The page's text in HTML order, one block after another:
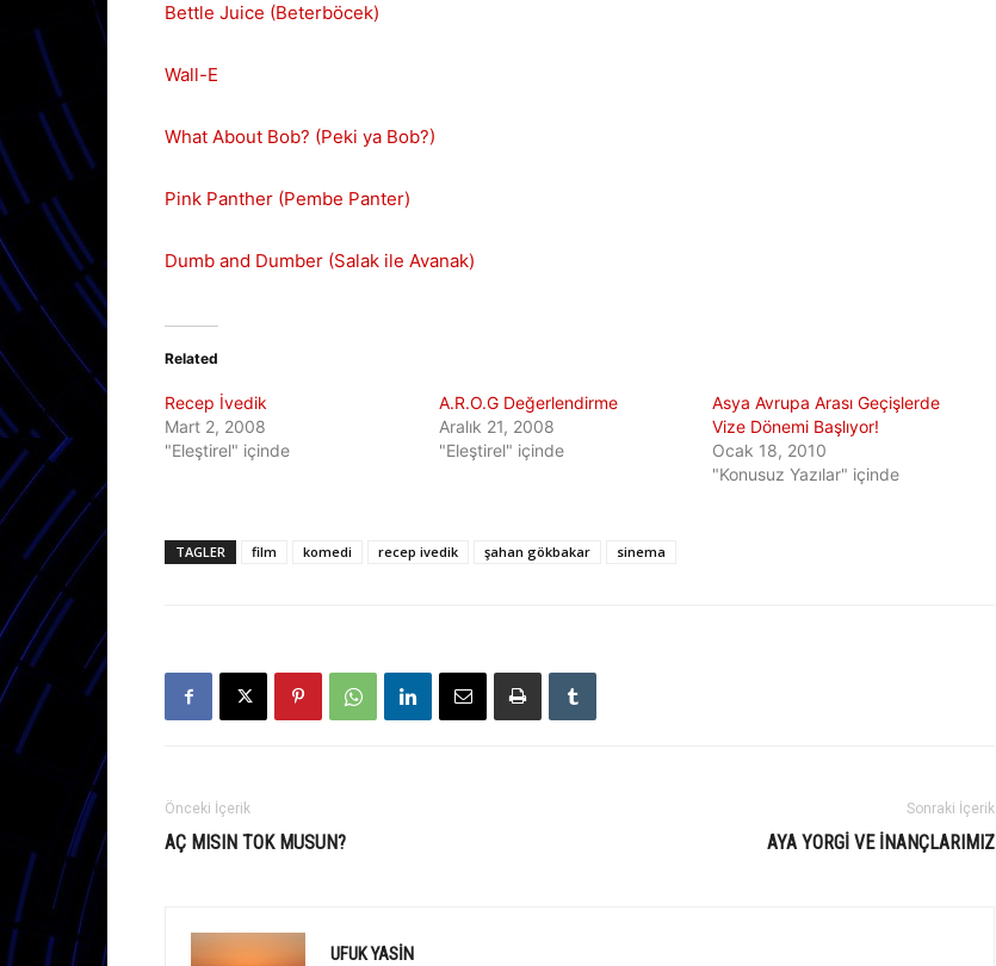
Bettle Juice (Beterböcek)
Wall-E
What About Bob? (Peki ya Bob?)
Pink Panther (Pembe Panter)
Dumb and Dumber (Salak ile Avanak)
Related
Recep İvedik
Mart 2, 2008
"Eleştirel" içinde
A.R.O.G Değerlendirme
Aralık 21, 2008
"Eleştirel" içinde
Asya Avrupa Arası Geçişlerde
Vize Dönemi Başlıyor!
Ocak 18, 2010
"Konusuz Yazılar" içinde
TAGLER film komedi recep ivedik şahan gökbakar sinema
Önceki İçerik
AÇ MISIN TOK MUSUN?
Sonraki İçerik
AYA YORGI VE İNANÇLARIMIZ
UFUK YASIN